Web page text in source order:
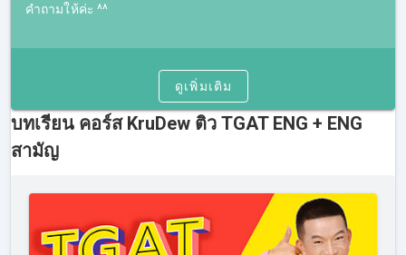
คำถามให้ค่ะ ^^
ดูเพิ่มเติม
บทเรียน คอร์ส KruDew ติว TGAT ENG + ENG
สามัญ